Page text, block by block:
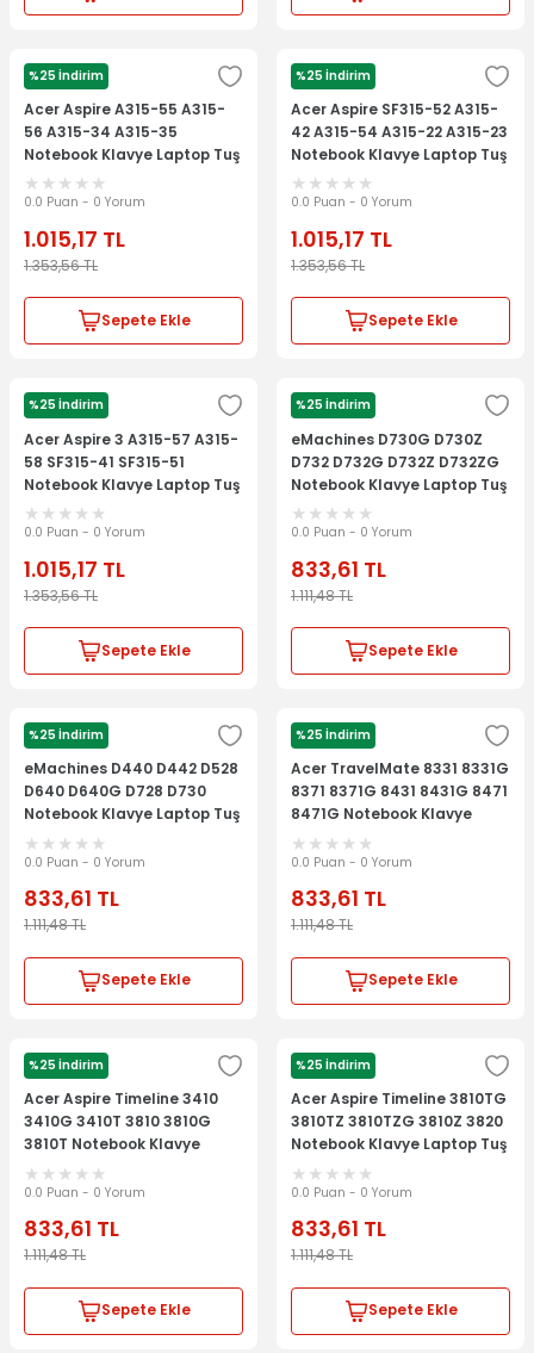
%25 İndirim
ACER
Acer Aspire A315-55 A315-
56 A315-34 A315-35
Notebook Klavye Laptop Tuş
Takımı
0.0 Puan - 0 Yorum
1.015,17 TL
1.353,56TL
Sepete Ekle
%25 İndirim
ACER
Acer Aspire SF315-52 A315-
42 A315-54 A315-22 A315-23
Notebook Klavye Laptop Tuş
Takımı
0.0 Puan - 0 Yorum
1.015,17 TL
1.353,56TL
Sepete Ekle
%25 İndirim
ACER
Acer Aspire 3 A315-57 A315-
58 SF315-41 SF315-51
Notebook Klavye Laptop Tuş
Takımı
0.0 Puan - 0 Yorum
1.015,17 TL
1.353,56TL
Sepete Ekle
%25 İndirim
ACER
eMachines D730G D730Z
D732 D732G D732Z D732ZG
Notebook Klavye Laptop Tuş
Takımı
0.0 Puan - 0 Yorum
833,61 TL
1.111,48TL
Sepete Ekle
%25 İndirim
ACER
eMachines D440 D442 D528
D640 D640G D728 D730
Notebook Klavye Laptop Tuş
Takımı
0.0 Puan - 0 Yorum
833,61 TL
1.111,48TL
Sepete Ekle
%25 İndirim
ACER
Acer TravelMate 8331 8331G
8371 8371G 8431 8431G 8471
8471G Notebook Klavye
Laptop Tuş Takımı
0.0 Puan - 0 Yorum
833,61 TL
1.111,48TL
Sepete Ekle
%25 İndirim
ACER
Acer Aspire Timeline 3410
3410G 3410T 3810 3810G
3810T Notebook Klavye
Laptop Tuş Takımı
0.0 Puan - 0 Yorum
833,61 TL
1.111,48TL
Sepete Ekle
%25 İndirim
ACER
Acer Aspire Timeline 3810TG
3810TZ 3810TZG 3810Z 3820
Notebook Klavye Laptop Tuş
Takımı
0.0 Puan - 0 Yorum
833,61 TL
1.111,48TL
Sepete Ekle